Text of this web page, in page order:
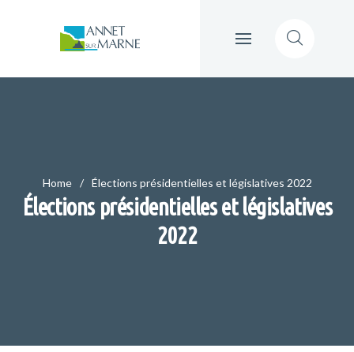
Home Élections présidentielles et législatives 2022
Élections présidentielles et législatives
2022